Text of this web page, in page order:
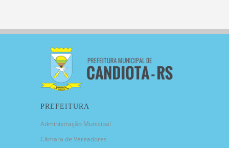
PREFEITURA
Administração Municipal
Câmara de Vereadores